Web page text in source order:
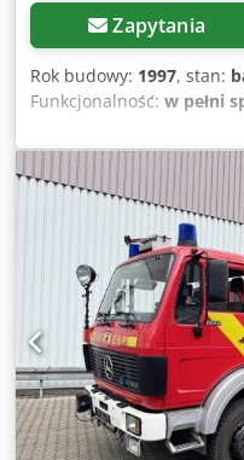
Zapytania
Rok budowy: 1997, stan:
Funkcjonalność: w pełni
frezu: 280 mm - Otwór
Maksymalna wysokość
Dkedeyyma Ropfx Aatsr -
mm - Wysokość: do 150
- Prędkość obrotowa
obr./min - Przyłącze
powietrza: 10 l na cykl
smarowaniu 20 l -
905 mm, wysokość 1.200